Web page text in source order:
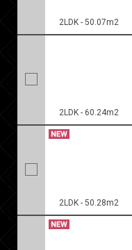
2LDK - 50.07m2
2LDK - 60.24m2
2LDK - 50.28m2